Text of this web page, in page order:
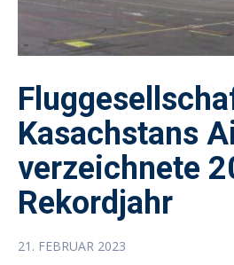
Kasachstans
verzeichnete
Rekordjahr
21. FEBRUAR 2023